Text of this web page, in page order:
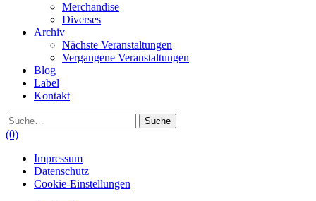
Merchandise
Diverses
Archiv
Nächste Veranstaltungen
Vergangene Veranstaltungen
Blog
Label
Kontakt
Suche
(0)
Impressum
Datenschutz
Cookie-Einstellungen